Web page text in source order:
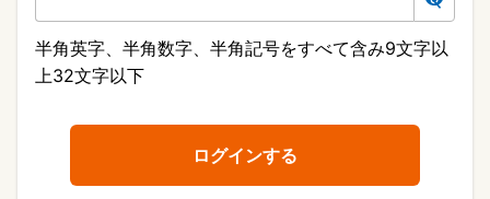
半角英字、半角数字、半角記号をすべて含み9文字以
上32文字以下